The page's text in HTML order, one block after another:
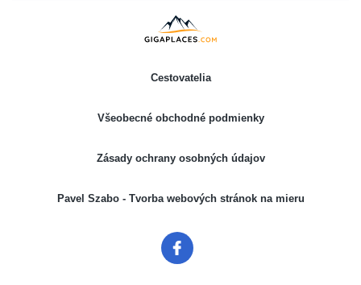
Cestovatelia
Všeobecné obchodné podmienky
Zásady ochrany osobných údajov
Pavel Szabo - Tvorba webových stránok na mieru